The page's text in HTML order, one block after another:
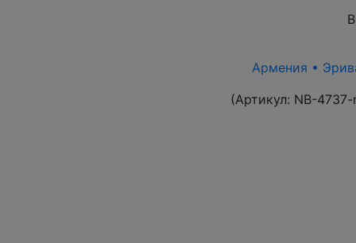
Армения •
(Артикул: NB-4737-